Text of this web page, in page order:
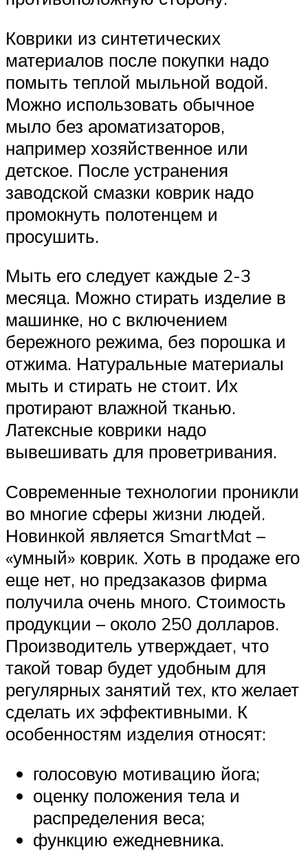
Коврики из синтетических
материалов после покупки надо
помыть теплой мыльной водой.
Можно использовать обычное
мыло без ароматизаторов,
например хозяйственное или
детское. После устранения
заводской смазки коврик надо
промокнуть полотенцем и
просушить.
Мыть его следует каждые 2-3
месяца. Можно стирать изделие в
машинке, но с включением
бережного режима, без порошка и
отжима. Натуральные материалы
мыть и стирать не стоит. Их
протирают влажной тканью.
Латексные коврики надо
вывешивать для проветривания.
Современные технологии проникли
во многие сферы жизни людей.
Новинкой является SmartMat –
«умный» коврик. Хоть в продаже его
еще нет, но предзаказов фирма
получила очень много. Стоимость
продукции – около 250 долларов.
Производитель утверждает, что
такой товар будет удобным для
регулярных занятий тех, кто желает
сделать их эффективными. К
особенностям изделия относят:
голосовую мотивацию йога;
оценку положения тела и
распределения веса;
функцию ежедневника.